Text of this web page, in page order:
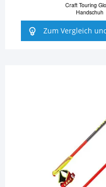
Craft Touring
Handschuh
Zum Vergleich